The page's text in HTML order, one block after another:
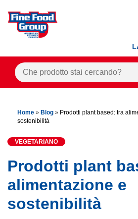
BLOG
RICETTE
BONUS FEDELTÀ
OFFERTE
CONTATTI
Home » Blog » Prodotti plant based: tra
sostenibilità
VEGETARIANO
Prodotti plant
alimentazione e
sostenibilità